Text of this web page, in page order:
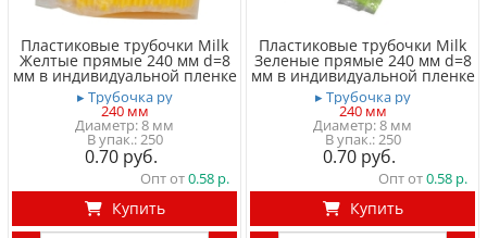
Пластиковые трубочки Milk
Желтые прямые 240 мм d=8
мм в индивидуальной пленке
▸ Трубочка ру
240 мм
Диаметр: 8 мм
250
0.70
Опт от0.58
Купить
Пластиковые трубочки Milk
Зеленые прямые 240 мм d=8
мм в индивидуальной пленке
▸ Трубочка ру
240 мм
Диаметр: 8 мм
250
0.70
Опт от0.58
Купить